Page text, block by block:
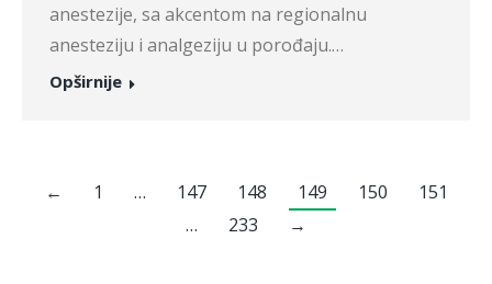
anestezije, sa akcentom na regionalnu
anesteziju i analgeziju u porođaju.…
Opširnije
← 1 … 147 148 149 150
151
…
233 →